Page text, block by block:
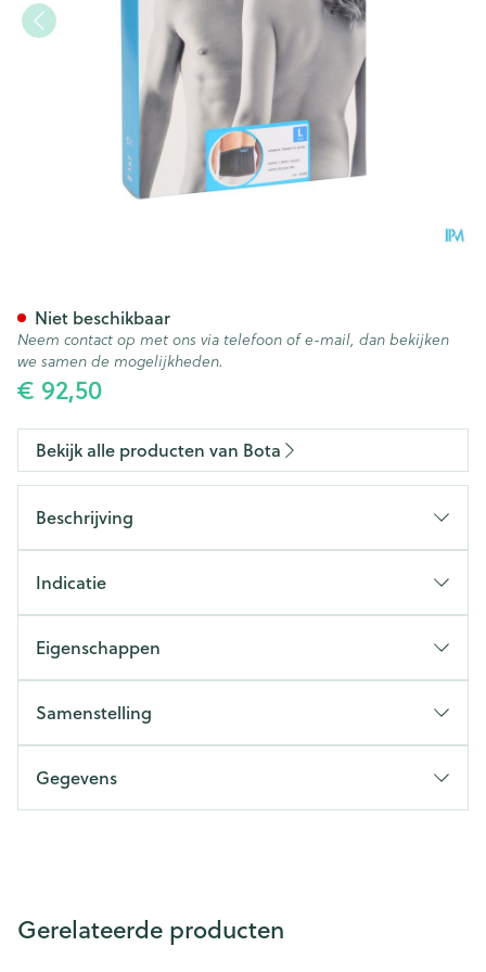
€ 92,50
Niet beschikbaar
Neem contact op met ons via telefoon of e-mail, dan bekijken
we samen de mogelijkheden.
Bekijk alle producten van Bota
Beschrijving
Indicatie
Eigenschappen
Samenstelling
Gegevens
Gerelateerde producten